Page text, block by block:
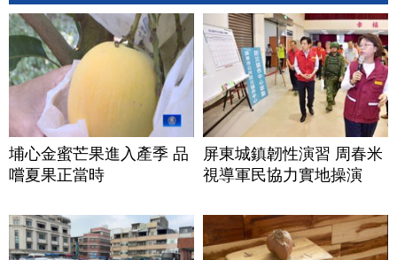
埔心金蜜芒果進入產季 品
嚐夏果正當時
屏東城鎮韌性演習 周春米
視導軍民協力實地操演